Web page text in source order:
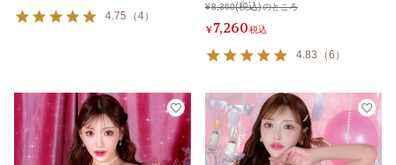
4.75 （4）
¥8,360 のところ
¥7,260税込
4.83 （6 ）